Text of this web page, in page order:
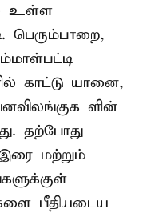
உள்ள
பெரும்பாறை,
காட்டு யானை,
ளின்
தற்போது
மற்றும்
பீதியடைய